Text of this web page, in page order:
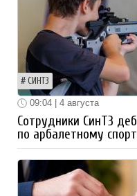
СИНТЗ
09:04 | 4 августа
Сотрудники СинТЗ
по арбалетному